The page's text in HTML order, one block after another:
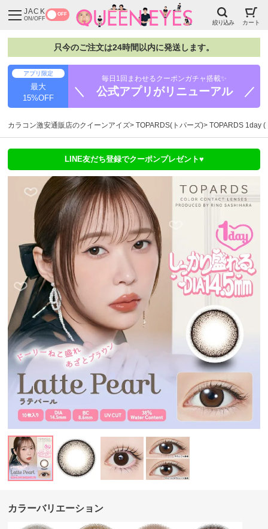
JACK
ON/OFF
OFF
絞り込み カート
只今のご注文は24時間以内に発送します。
アプリ限定
最大
15%OFF
毎日1回まわせるクーポンガチャ搭載✨
＼ 公式アプリがリニューアル ／
カラコン激安通販店のクイーンアイズ TOPARDS(トパーズ) TOPARDS 1day
LINE友だち登録でクーポンプレゼント♥
カラーバリエーション